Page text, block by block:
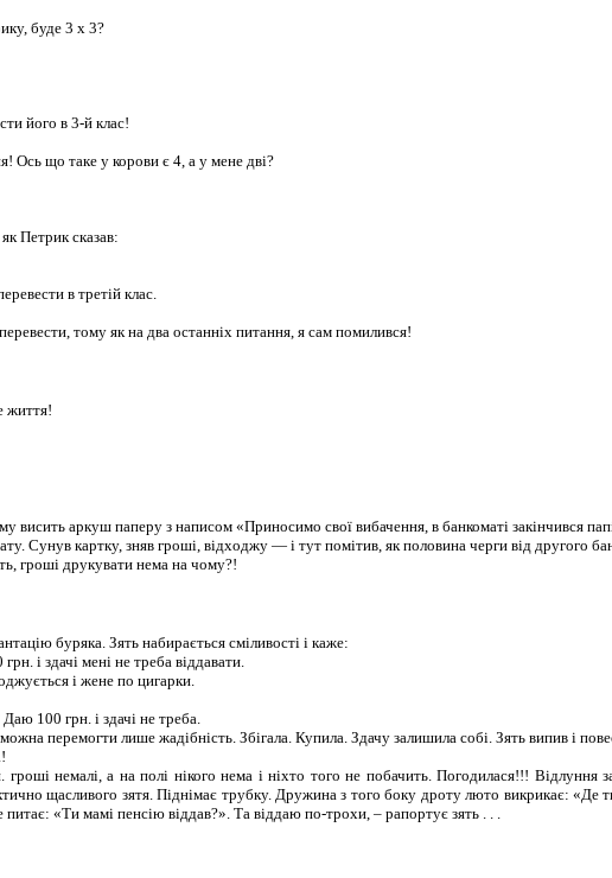
буде 3 х 3?
його в 3-й клас!
Ось що таке у корови є 4, а у мене дві?
Петрик сказав:
в третій клас.
тому як на два останніх питання, я сам помилився!
життя!
висить аркуш паперу з написом «Приносимо свої вибачення, в банкоматі закінчився
Сунув картку, зняв гроші, відходжу — і тут помітив, як половина черги від другого
гроші друкувати нема на чому?!
буряка. Зять набирається сміливості і каже:
і здачі мені не треба віддавати.
і жене по цигарки.
100 грн. і здачі не треба.
перемогти лише жадібність. Збігала. Купила. Здачу залишила собі. Зять випив і
немалі, а на полі нікого нема і ніхто того не побачить. Погодилася!!!
щасливого зятя. Піднімає трубку. Дружина з того боку дроту люто викрикає: «Де
«Ти мамі пенсію віддав?». Та віддаю по-трохи, – рапортує зять . . .